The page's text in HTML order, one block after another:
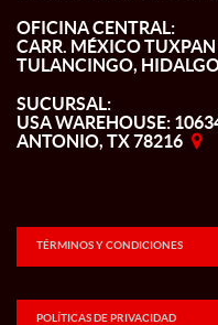
OFICINA CENTRAL:
CARR. MÉXICO
TULANCINGO,
SUCURSAL:
USA WAREHOUSE:
ANTONIO, TX 78216
TÉRMINOS Y CONDICIONES
POLÍTICAS DE PRIVACIDAD